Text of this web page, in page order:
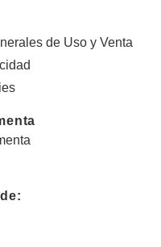
de Uso y Venta